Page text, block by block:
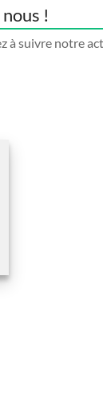
!
à suivre notre